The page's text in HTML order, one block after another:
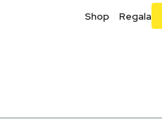
Shop Regala